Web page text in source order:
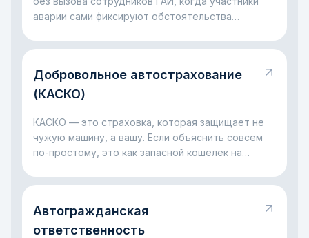
аварии сами фиксируют обстоятельства
Добровольное автострахование
(КАСКО)
КАСКО — это страховка, которая защищает не
чужую машину, а вашу. Если объяснить совсем
по-простому, это как запасной кошелёк на
разбитое стекло, ущерб на парковке, падение
КАСКО помогает не остаться один на один с
крупными расходами, когда с машиной случилась
Автогражданская
ответственность